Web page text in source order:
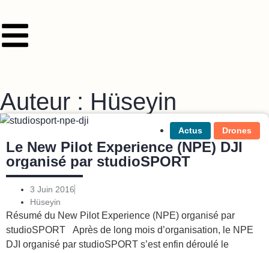
Auteur : Hüseyin
Actus Drones
Le New Pilot Experience (NPE) DJI
organisé par studioSPORT
3 Juin 2016
Hüseyin
Résumé du New Pilot Experience (NPE) organisé par
studioSPORT Après de long mois d’organisation, le NPE
DJI organisé par studioSPORT s’est enfin déroulé le